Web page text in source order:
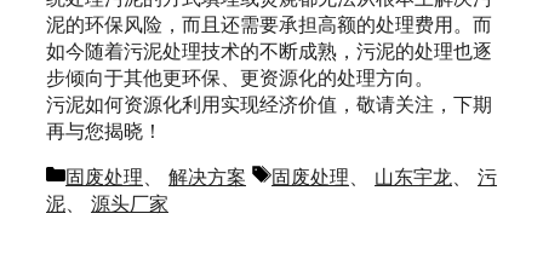
泥的环保风险，而且还需要承担高额的处理费用。而
如今随着污泥处理技术的不断成熟，污泥的处理也逐
步倾向于其他更环保、更资源化的处理方向。
污泥如何资源化利用实现经济价值，敬请关注，下期
再与您揭晓！
分
类
固废处理、 解决方案
标
固废处理、 山东宇龙、 污
泥、 源头厂家